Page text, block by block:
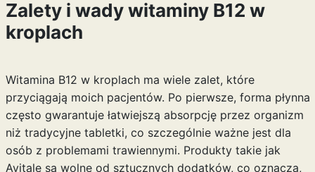
Zalety i wady witaminy B12 w
kroplach
Witamina B12 w kroplach ma wiele zalet, które
przyciągają moich pacjentów. Po pierwsze, forma płynna
często gwarantuje łatwiejszą absorpcję przez organizm
niż tradycyjne tabletki, co szczególnie ważne jest dla
osób z problemami trawiennymi. Produkty takie jak
Avitale są wolne od sztucznych dodatków, co oznacza,